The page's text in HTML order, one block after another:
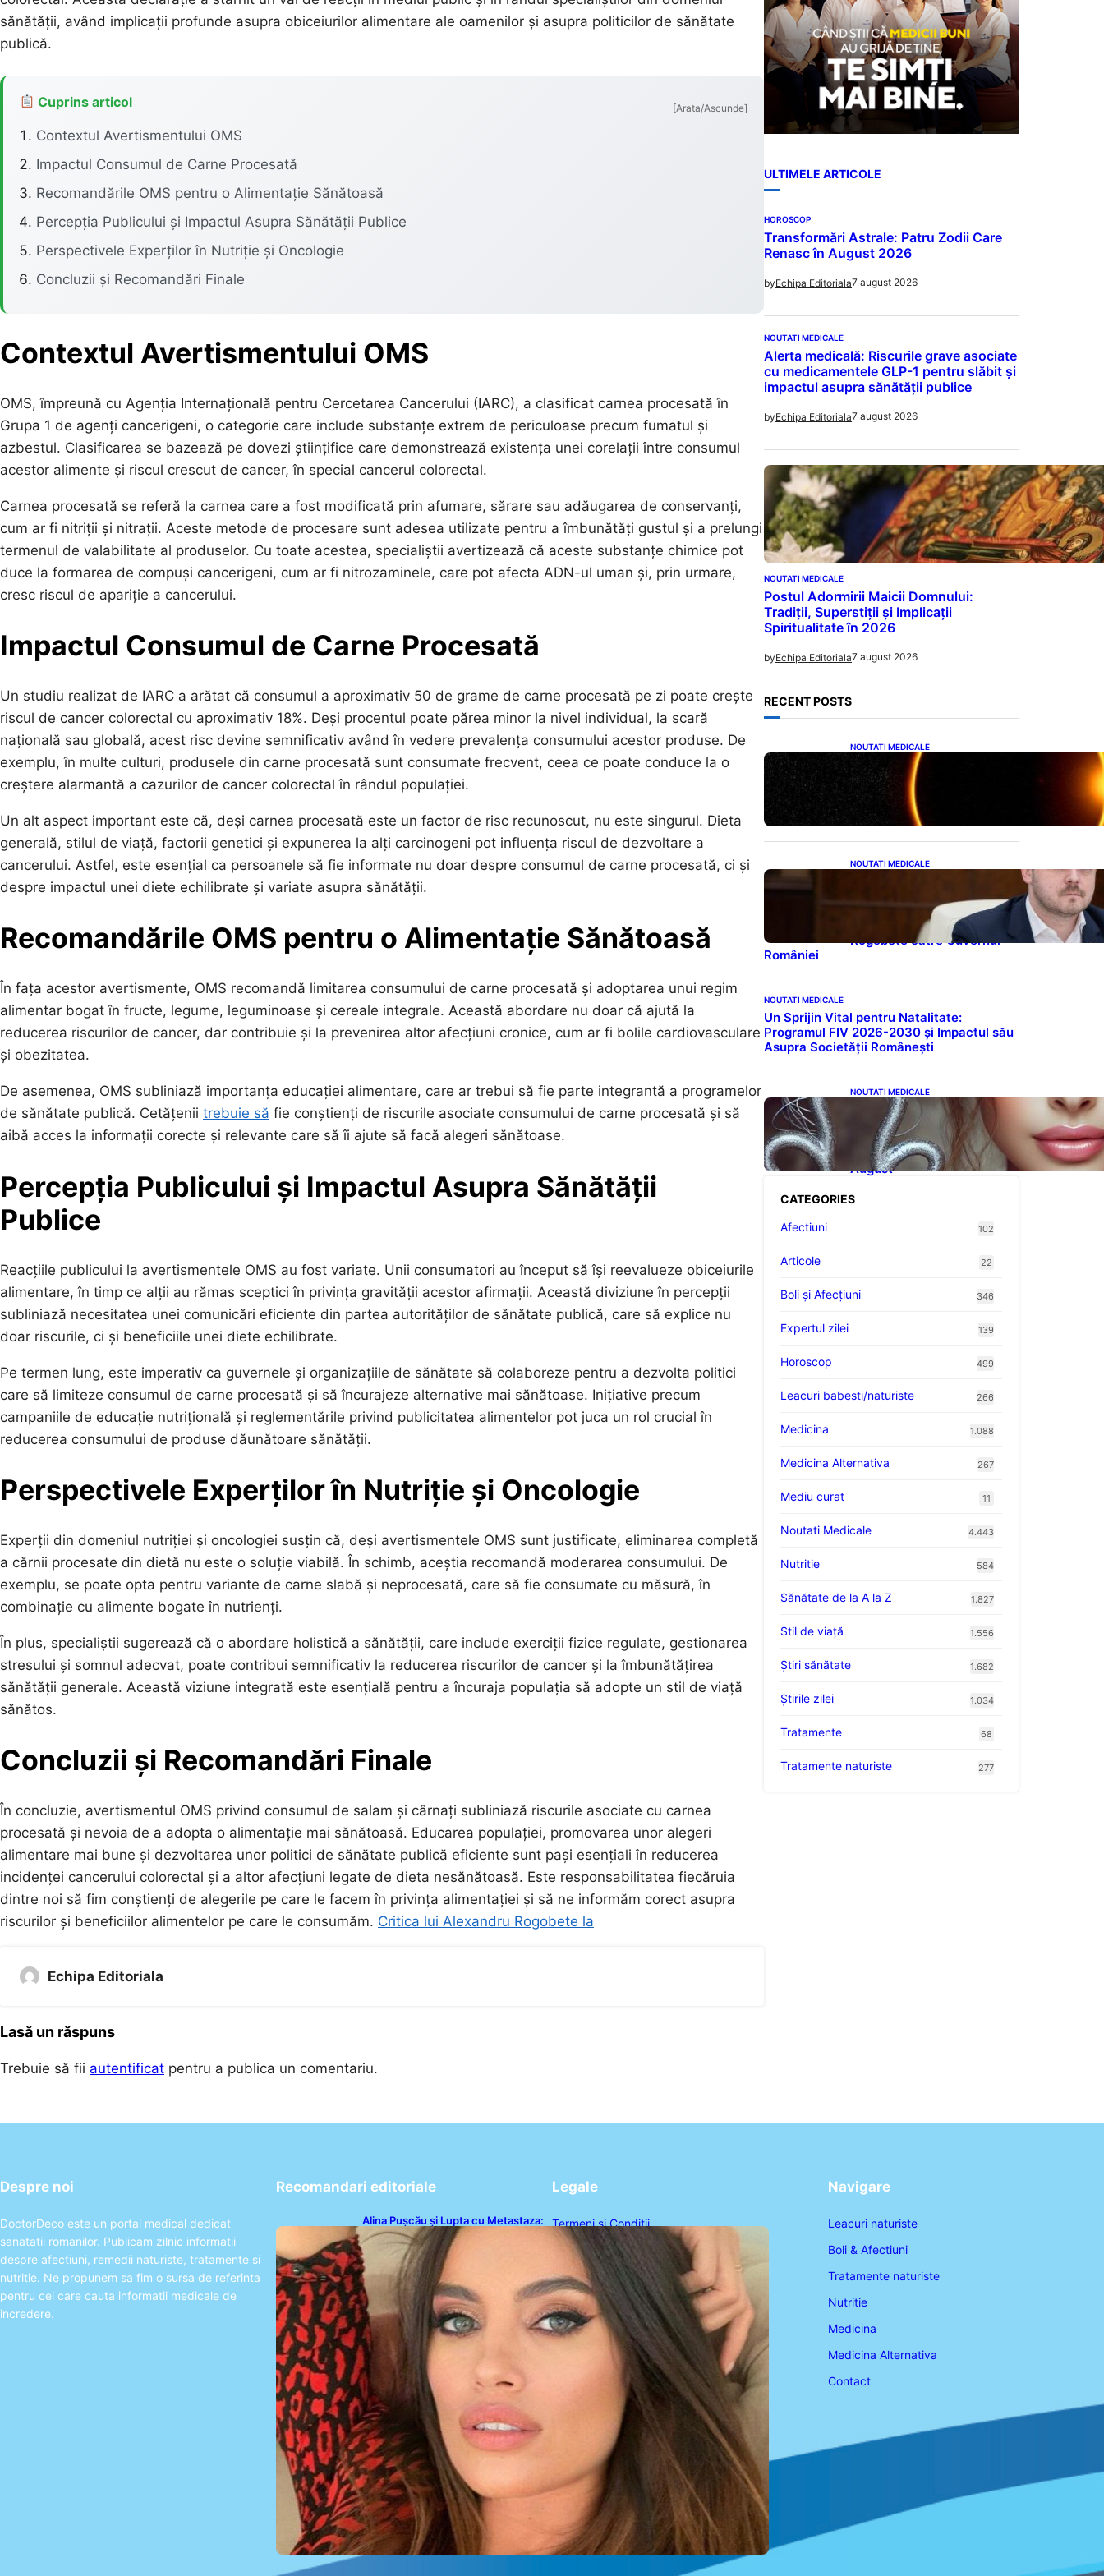
sănătății, având implicații profunde asupra obiceiurilor alimentare ale oamenilor și asupra politicilor de sănătate
publică.
Cuprins articol [Arata/Ascunde]
Contextul Avertismentului OMS
Impactul Consumul de Carne Procesată
Recomandările OMS pentru o Alimentație Sănătoasă
Percepția Publicului și Impactul Asupra Sănătății Publice
Perspectivele Experților în Nutriție și Oncologie
Concluzii și Recomandări Finale
Contextul Avertismentului OMS
OMS, împreună cu Agenția Internațională pentru Cercetarea Cancerului (IARC), a clasificat carnea procesată în
Grupa 1 de agenți cancerigeni, o categorie care include substanțe extrem de periculoase precum fumatul și
azbestul. Clasificarea se bazează pe dovezi științifice care demonstrează existența unei corelații între consumul
acestor alimente și riscul crescut de cancer, în special cancerul colorectal.
Carnea procesată se referă la carnea care a fost modificată prin afumare, sărare sau adăugarea de conservanți,
cum ar fi nitriții și nitrații. Aceste metode de procesare sunt adesea utilizate pentru a îmbunătăți gustul și a prelungi
termenul de valabilitate al produselor. Cu toate acestea, specialiștii avertizează că aceste substanțe chimice pot
duce la formarea de compuși cancerigeni, cum ar fi nitrozaminele, care pot afecta ADN-ul uman și, prin urmare,
cresc riscul de apariție a cancerului.
Impactul Consumul de Carne Procesată
Un studiu realizat de IARC a arătat că consumul a aproximativ 50 de grame de carne procesată pe zi poate crește
riscul de cancer colorectal cu aproximativ 18%. Deși procentul poate părea minor la nivel individual, la scară
națională sau globală, acest risc devine semnificativ având în vedere prevalența consumului acestor produse. De
exemplu, în multe culturi, produsele din carne procesată sunt consumate frecvent, ceea ce poate conduce la o
creștere alarmantă a cazurilor de cancer colorectal în rândul populației.
Un alt aspect important este că, deși carnea procesată este un factor de risc recunoscut, nu este singurul. Dieta
generală, stilul de viață, factorii genetici și expunerea la alți carcinogeni pot influența riscul de dezvoltare a
cancerului. Astfel, este esențial ca persoanele să fie informate nu doar despre consumul de carne procesată, ci și
despre impactul unei diete echilibrate și variate asupra sănătății.
Recomandările OMS pentru o Alimentație Sănătoasă
În fața acestor avertismente, OMS recomandă limitarea consumului de carne procesată și adoptarea unui regim
alimentar bogat în fructe, legume, leguminoase și cereale integrale. Această abordare nu doar că ajută la
reducerea riscurilor de cancer, dar contribuie și la prevenirea altor afecțiuni cronice, cum ar fi bolile cardiovasculare
și obezitatea.
De asemenea, OMS subliniază importanța educației alimentare, care ar trebui să fie parte integrantă a programelor
de sănătate publică. Cetățenii trebuie să fie conștienți de riscurile asociate consumului de carne procesată și să
aibă acces la informații corecte și relevante care să îi ajute să facă alegeri sănătoase.
Percepția Publicului și Impactul Asupra Sănătății
Publice
Reacțiile publicului la avertismentele OMS au fost variate. Unii consumatori au început să își reevalueze obiceiurile
alimentare, în timp ce alții au rămas sceptici în privința gravității acestor afirmații. Această diviziune în percepții
subliniază necesitatea unei comunicări eficiente din partea autorităților de sănătate publică, care să explice nu
doar riscurile, ci și beneficiile unei diete echilibrate.
Pe termen lung, este imperativ ca guvernele și organizațiile de sănătate să colaboreze pentru a dezvolta politici
care să limiteze consumul de carne procesată și să încurajeze alternative mai sănătoase. Inițiative precum
campaniile de educație nutrițională și reglementările privind publicitatea alimentelor pot juca un rol crucial în
reducerea consumului de produse dăunătoare sănătății.
Perspectivele Experților în Nutriție și Oncologie
Experții din domeniul nutriției și oncologiei susțin că, deși avertismentele OMS sunt justificate, eliminarea completă
a cărnii procesate din dietă nu este o soluție viabilă. În schimb, aceștia recomandă moderarea consumului. De
exemplu, se poate opta pentru variante de carne slabă și neprocesată, care să fie consumate cu măsură, în
combinație cu alimente bogate în nutrienți.
În plus, specialiștii sugerează că o abordare holistică a sănătății, care include exerciții fizice regulate, gestionarea
stresului și somnul adecvat, poate contribui semnificativ la reducerea riscurilor de cancer și la îmbunătățirea
sănătății generale. Această viziune integrată este esențială pentru a încuraja populația să adopte un stil de viață
sănătos.
Concluzii și Recomandări Finale
În concluzie, avertismentul OMS privind consumul de salam și cârnați subliniază riscurile asociate cu carnea
procesată și nevoia de a adopta o alimentație mai sănătoasă. Educarea populației, promovarea unor alegeri
alimentare mai bune și dezvoltarea unor politici de sănătate publică eficiente sunt pași esențiali în reducerea
incidenței cancerului colorectal și a altor afecțiuni legate de dieta nesănătoasă. Este responsabilitatea fiecăruia
dintre noi să fim conștienți de alegerile pe care le facem în privința alimentației și să ne informăm corect asupra
riscurilor și beneficiilor alimentelor pe care le consumăm. Critica lui Alexandru Rogobete la
Echipa Editoriala
Lasă un răspuns
Trebuie să fii autentificat pentru a publica un comentariu.
ULTIMELE ARTICOLE
HOROSCOP
Transformări Astrale: Patru Zodii Care
Renasc în August 2026
byEchipa Editoriala7 august 2026
NOUTATI MEDICALE
Alerta medicală: Riscurile grave asociate
cu medicamentele GLP-1 pentru slăbit și
impactul asupra sănătății publice
byEchipa Editoriala7 august 2026
NOUTATI MEDICALE
Postul Adormirii Maicii Domnului:
Tradiții, Superstiții și Implicații
Spiritualitate în 2026
byEchipa Editoriala7 august 2026
RECENT POSTS
NOUTATI MEDICALE
Eclipsa de Soare din august
2026: Un Spectacol
Astronomic Pe Cerul
României
NOUTATI MEDICALE
asupra Producției de
Medicamente:
Avertismentul lui Alexandru
Rogobete către Guvernul
României
NOUTATI MEDICALE
Un Sprijin Vital pentru Natalitate:
Programul FIV 2026-2030 și Impactul său
Asupra Societății Românești
NOUTATI MEDICALE
Influența lui Venus:
Dragoste, Noroc și
Oportunități pentru Tauri și
Balanțe în Weekendul 8-9
August
CATEGORIES
Afectiuni
102
Articole 22
Boli și Afecțiuni 346
Expertul zilei 139
Horoscop 499
Leacuri babesti/naturiste 266
Medicina 1.088
Medicina Alternativa 267
Mediu curat 11
Noutati Medicale 4.443
Nutritie 584
Sănătate de la A la Z 1.827
Stil de viaţă 1.556
Ştiri sănătate 1.682
Știrile zilei 1.034
Tratamente 68
Tratamente naturiste 277
Despre noi
DoctorDeco este un portal medical dedicat
sanatatii romanilor. Publicam zilnic informatii
despre afectiuni, remedii naturiste, tratamente si
nutritie. Ne propunem sa fim o sursa de referinta
pentru cei care cauta informatii medicale de
incredere.
Recomandari editoriale
Alina Pușcău și Lupta cu Metastaza:
O Poveste de Curaj și Inspirație
Legale
Termeni și Condiții
Politica de Confidențialitate
Politica de Cookies
Disclaimer
Contact
Navigare
Leacuri naturiste
Boli & Afectiuni
Tratamente naturiste
Nutritie
Medicina
Medicina Alternativa
Contact